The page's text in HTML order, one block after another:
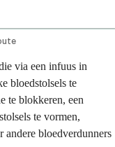
via een infuus in
bloedstolsels te
te blokkeren, een
te vormen,
andere bloedverdunners